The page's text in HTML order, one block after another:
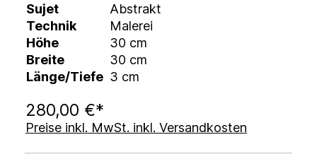
Sujet
Abstrakt
Technik
Malerei
Höhe
30 cm
Breite
30 cm
Länge/Tiefe 3 cm
280,00 €*
Preise inkl. MwSt. inkl. Versandkosten